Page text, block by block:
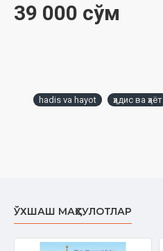
39 000 сўм
hadis va hayot ҳадис ва ҳаёт
ЎХШАШ МАҲСУЛОТЛАР